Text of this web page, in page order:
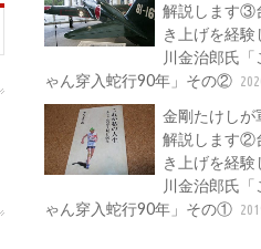
解説します③
き上げを経
川金治郎氏
ゃん穿入蛇行90年」その②
金剛たけしが
解説します②
き上げを経
川金治郎氏
ゃん穿入蛇行90年」その①